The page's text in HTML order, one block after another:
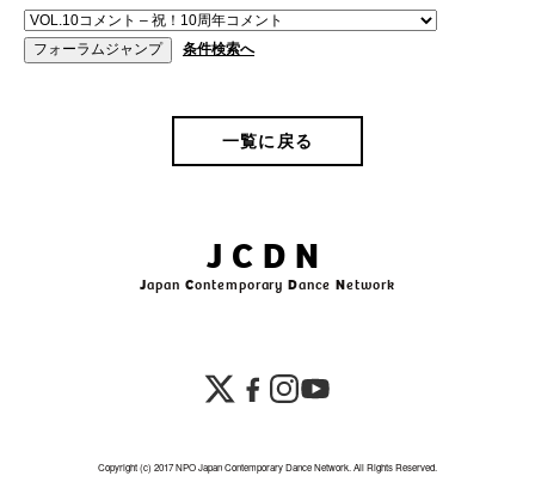
条件検索へ
一覧に戻る
JCDN
Japan ContemporaryDanceNetwork
Copyright (c) 2017 NPO Japan Contemporary Dance Network. All Rights Reserved.